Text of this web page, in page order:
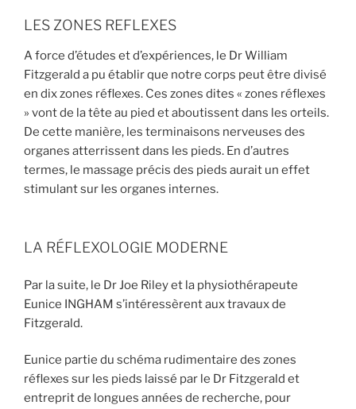
LES ZONES REFLEXES
A force d’études et d’expériences, le Dr William
Fitzgerald a pu établir que notre corps peut être divisé
en dix zones réflexes. Ces zones dites « zones réflexes
» vont de la tête au pied et aboutissent dans les orteils.
De cette manière, les terminaisons nerveuses des
organes atterrissent dans les pieds. En d’autres
termes, le massage précis des pieds aurait un effet
stimulant sur les organes internes.
LA RÉFLEXOLOGIE MODERNE
Par la suite, le Dr Joe Riley et la physiothérapeute
Eunice INGHAM s’intéressèrent aux travaux de
Fitzgerald.
Eunice partie du schéma rudimentaire des zones
réflexes sur les pieds laissé par le Dr Fitzgerald et
entreprit de longues années de recherche, pour